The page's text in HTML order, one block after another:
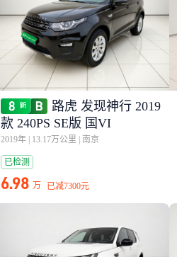
路虎 发现神行 2019
款 240PS SE版 国VI
2019年 13.17万公里 南京
已检测
6.98 万 已减7300元